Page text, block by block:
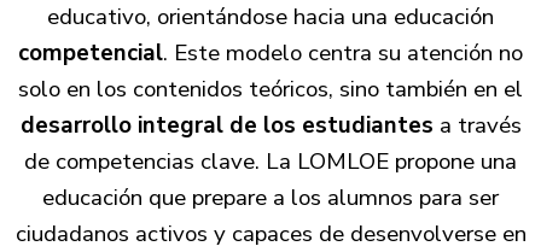
educativo, orientándose hacia una educación
competencial. Este modelo centra su atención no
solo en los contenidos teóricos, sino también en el
desarrollo integral de los estudiantes a través
de competencias clave. La LOMLOE propone una
educación que prepare a los alumnos para ser
ciudadanos activos y capaces de desenvolverse en